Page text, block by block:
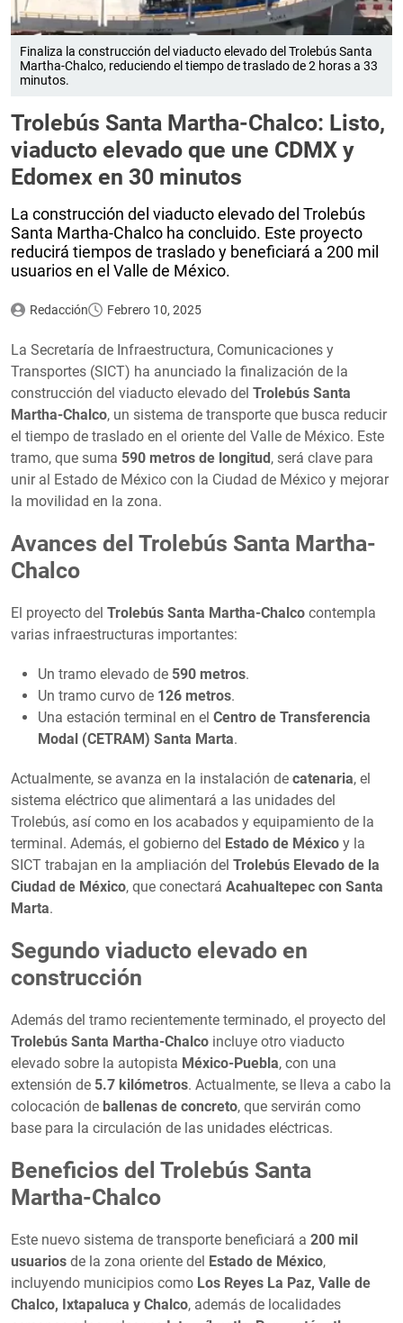
Finaliza la construcción del viaducto elevado del Trolebús Santa
Martha-Chalco, reduciendo el tiempo de traslado de 2 horas a 33
minutos.
Trolebús Santa Martha-Chalco: Listo,
viaducto elevado que une CDMX y
Edomex en 30 minutos
La construcción del viaducto elevado del Trolebús
Santa Martha-Chalco ha concluido. Este proyecto
reducirá tiempos de traslado y beneficiará a 200 mil
usuarios en el Valle de México.
Redacción Febrero 10, 2025
La Secretaría de Infraestructura, Comunicaciones y
Transportes (SICT) ha anunciado la finalización de la
construcción del viaducto elevado del Trolebús Santa
Martha-Chalco, un sistema de transporte que busca reducir
el tiempo de traslado en el oriente del Valle de México. Este
tramo, que suma 590 metros de longitud, será clave para
unir al Estado de México con la Ciudad de México y mejorar
la movilidad en la zona.
Avances del Trolebús Santa Martha-
Chalco
El proyecto del Trolebús Santa Martha-Chalco contempla
varias infraestructuras importantes:
Un tramo elevado de 590 metros.
Un tramo curvo de 126 metros.
Una estación terminal en el Centro de Transferencia
Modal (CETRAM) Santa Marta.
Actualmente, se avanza en la instalación de catenaria, el
sistema eléctrico que alimentará a las unidades del
Trolebús, así como en los acabados y equipamiento de la
terminal. Además, el gobierno del Estado de México y la
SICT trabajan en la ampliación del Trolebús Elevado de la
Ciudad de México, que conectará Acahualtepec con Santa
Marta.
Segundo viaducto elevado en
construcción
Además del tramo recientemente terminado, el proyecto del
Trolebús Santa Martha-Chalco incluye otro viaducto
elevado sobre la autopista México-Puebla, con una
extensión de 5.7 kilómetros. Actualmente, se lleva a cabo la
colocación de ballenas de concreto, que servirán como
base para la circulación de las unidades eléctricas.
Beneficios del Trolebús Santa
Martha-Chalco
Este nuevo sistema de transporte beneficiará a 200 mil
usuarios de la zona oriente del Estado de México,
incluyendo municipios como Los Reyes La Paz, Valle de
Chalco, Ixtapaluca y Chalco, además de localidades